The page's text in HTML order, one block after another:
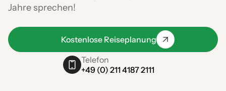
Jahre sprechen!
Kostenlose Reiseplanung
Telefon
+49 (0) 211 4187 2111